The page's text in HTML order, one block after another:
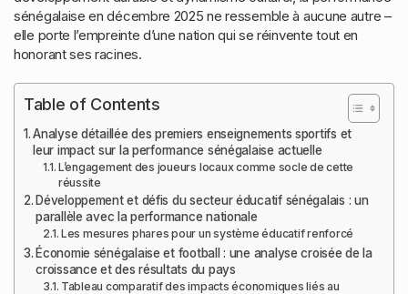
sénégalaise en décembre 2025 ne ressemble à aucune autre –
elle porte l’empreinte d’une nation qui se réinvente tout en
honorant ses racines.
Table of Contents
Analyse détaillée des premiers enseignements sportifs et
leur impact sur la performance sénégalaise actuelle
L’engagement des joueurs locaux comme socle de cette
réussite
Développement et défis du secteur éducatif sénégalais : un
parallèle avec la performance nationale
Les mesures phares pour un système éducatif renforcé
Économie sénégalaise et football : une analyse croisée de la
croissance et des résultats du pays
Tableau comparatif des impacts économiques liés au